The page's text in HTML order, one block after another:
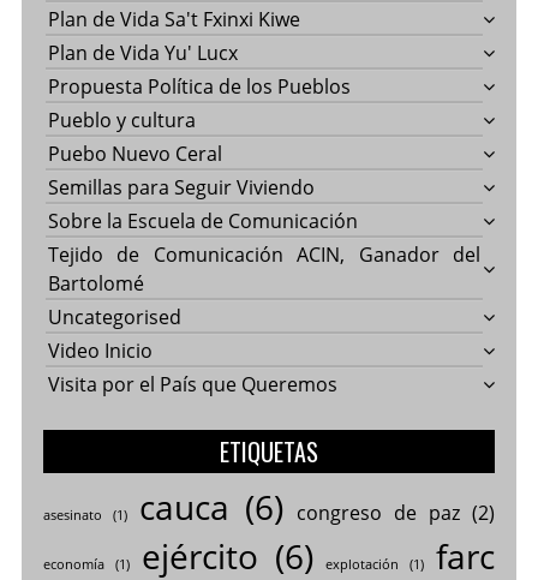
Plan de Vida Sa't Fxinxi Kiwe
Plan de Vida Yu' Lucx
Propuesta Política de los Pueblos
Pueblo y cultura
Puebo Nuevo Ceral
Semillas para Seguir Viviendo
Sobre la Escuela de Comunicación
Tejido de Comunicación ACIN, Ganador del
Bartolomé
Uncategorised
Video Inicio
Visita por el País que Queremos
ETIQUETAS
asesinato (1) cauca (6) congreso de paz(2)
economía(1) ejército (6) explotación (1)
farc